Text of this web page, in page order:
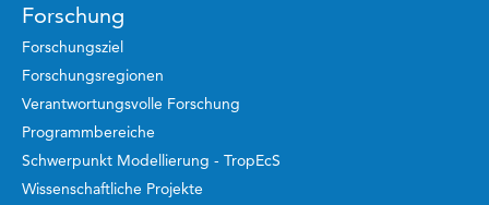
Forschung
Forschungsziel
Forschungsregionen
Verantwortungsvolle Forschung
Programmbereiche
Schwerpunkt Modellierung - TropEcS
Wissenschaftliche Projekte